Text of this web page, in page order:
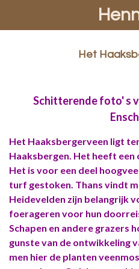
Het
Schitterende foto' s
Het Haaksbergerveen ligt
Haaksbergen. Het heeft een
Het is voor een deel
turf gestoken. Thans vindt
Heidevelden zijn belangrijk
foerageren voor hun
Schapen en andere grazers
gunste van de ontwikkeling
men hier de planten